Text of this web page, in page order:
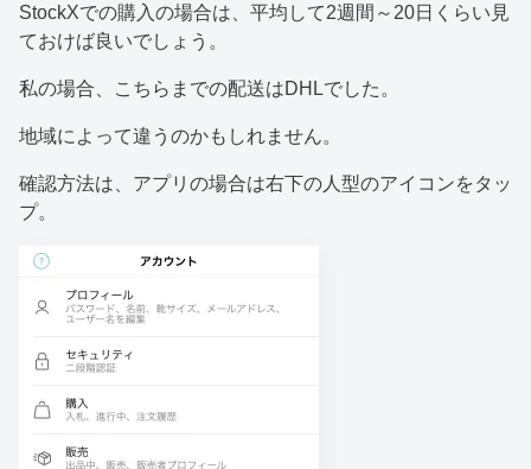
StockXでの購入の場合は、平均して2週間～20日くらい見
ておけば良いでしょう。
私の場合、こちらまでの配送はDHLでした。
地域によって違うのかもしれません。
確認方法は、アプリの場合は右下の人型のアイコンをタッ
プ。